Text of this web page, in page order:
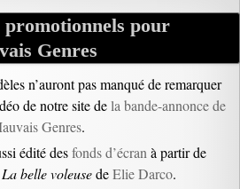
pour
Genres
n’auront pas manqué de remarquer
de notre site dela bande-annonce de
Genres.
édité desfonds d’écran à partir de
La belle voleusedeElie Darco.